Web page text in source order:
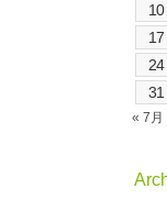
10
17
24
31
« 7月